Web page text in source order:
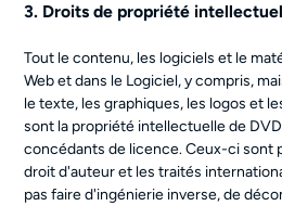
3. Droits de propriété
Tout le contenu, les logiciels et le
Web et dans le Logiciel, y compris,
le texte, les graphiques, les logos et
sont la propriété intellectuelle de
concédants de licence. Ceux-ci sont
droit d'auteur et les traités
pas faire d'ingénierie inverse, de